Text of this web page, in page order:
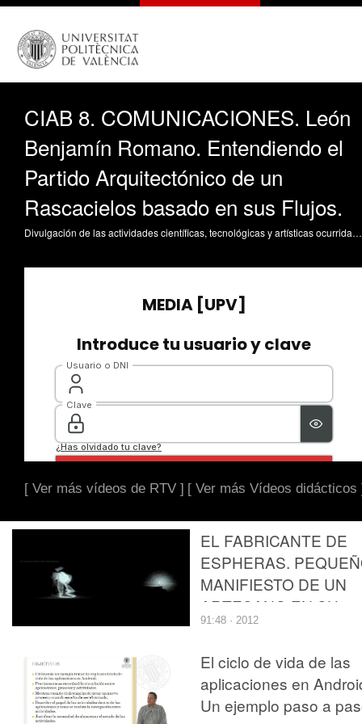
CIAB 8. COMUNICACIONES. León
Benjamín Romano. Entendiendo el
Partido Arquitectónico de un
Rascacielos basado en sus Flujos.
Divulgación de las actividades científicas, tecnológicas y artísticas ocurridas en los tres campus de la UPV
[ Ver más vídeos de RTV ] [ Ver más Vídeos didácticos
EL FABRICANTE DE
ESPHERAS.
MANIFIESTO DE UN
ARTESANO EN SU
TALLER.
91:48 · 2012
El ciclo de vida de las
aplicaciones en
Un ejemplo paso a